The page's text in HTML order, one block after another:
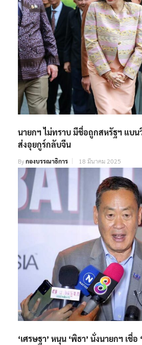
นายกฯ ไม่ทราบ มีชื่อถูกสหรัฐฯ แบ
ส่งอุยกูร์กลับจีน
Byกองบรรณาธิการ 18 มีนาคม 2025
‘เศรษฐา’ หนุน ‘พิธา’ นั่งนายกฯ เชื่อ